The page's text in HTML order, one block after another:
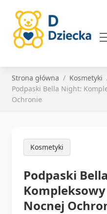
Strona główna
Kosmetyki
Podpaski Bella Night:
Ochronie
Kosmetyki
Podpaski
Nocnej